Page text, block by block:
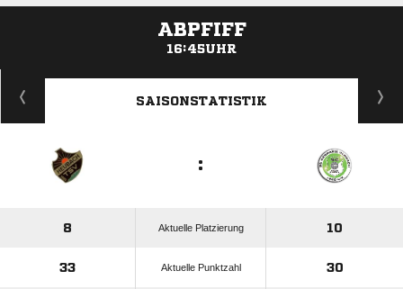
ABPFIFF
16:45UHR
ANZEIGE
SAISONSTATISTIK
:
8 Aktuelle Platzierung 10
33 Aktuelle Punktzahl 30